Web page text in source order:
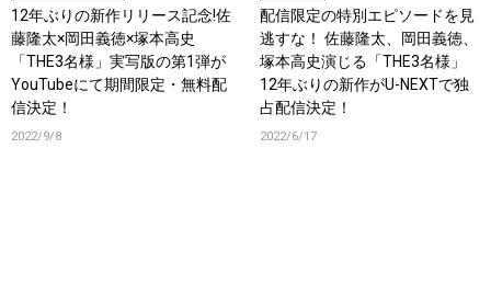
12年ぶりの新作リリース記念!佐
藤隆太×岡田義徳×塚本高史
「THE3名様」実写版の第1弾が
YouTubeにて期間限定・無料配
信決定！
2022/9/8
配信限定の特別エピソードを見
逃すな！ 佐藤隆太、岡田義徳、
塚本高史演じる「THE3名様」
12年ぶりの新作がU-NEXTで独
占配信決定！
2022/6/17